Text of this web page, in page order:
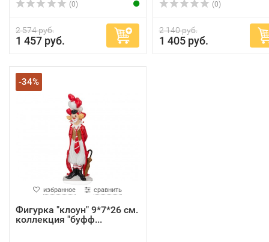
(0)
2 574 руб.
1 457 руб.
(0)
2 140 руб.
1 405 руб.
-34%
избранное сравнить
Фигурка "клоун" 9*7*26 см.
коллекция "буфф...